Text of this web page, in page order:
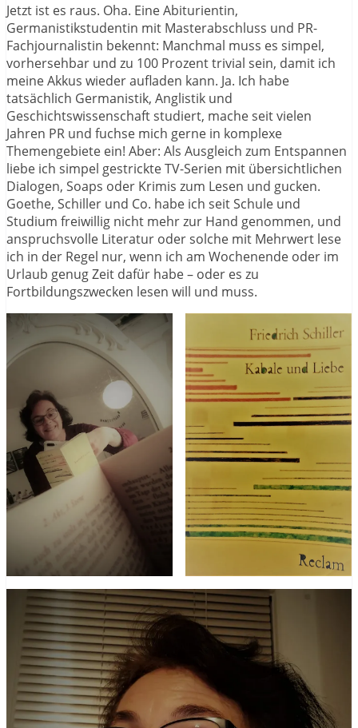
Jetzt ist es raus. Oha. Eine Abiturientin,
Germanistikstudentin mit Masterabschluss und PR-
Fachjournalistin bekennt: Manchmal muss es simpel,
vorhersehbar und zu 100 Prozent trivial sein, damit ich
meine Akkus wieder aufladen kann. Ja. Ich habe
tatsächlich Germanistik, Anglistik und
Geschichtswissenschaft studiert, mache seit vielen
Jahren PR und fuchse mich gerne in komplexe
Themengebiete ein! Aber: Als Ausgleich zum Entspannen
liebe ich simpel gestrickte TV-Serien mit übersichtlichen
Dialogen, Soaps oder Krimis zum Lesen und gucken.
Goethe, Schiller und Co. habe ich seit Schule und
Studium freiwillig nicht mehr zur Hand genommen, und
anspruchsvolle Literatur oder solche mit Mehrwert lese
ich in der Regel nur, wenn ich am Wochenende oder im
Urlaub genug Zeit dafür habe – oder es zu
Fortbildungszwecken lesen will und muss.